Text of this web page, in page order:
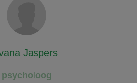
Jaspers
psycholoog